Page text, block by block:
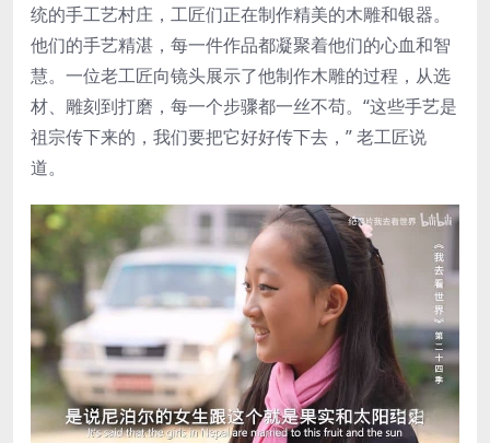
统的手工艺村庄，工匠们正在制作精美的木雕和银器。
他们的手艺精湛，每一件作品都凝聚着他们的心血和智
慧。一位老工匠向镜头展示了他制作木雕的过程，从选
材、雕刻到打磨，每一个步骤都一丝不苟。“这些手艺是
祖宗传下来的，我们要把它好好传下去，” 老工匠说
道。